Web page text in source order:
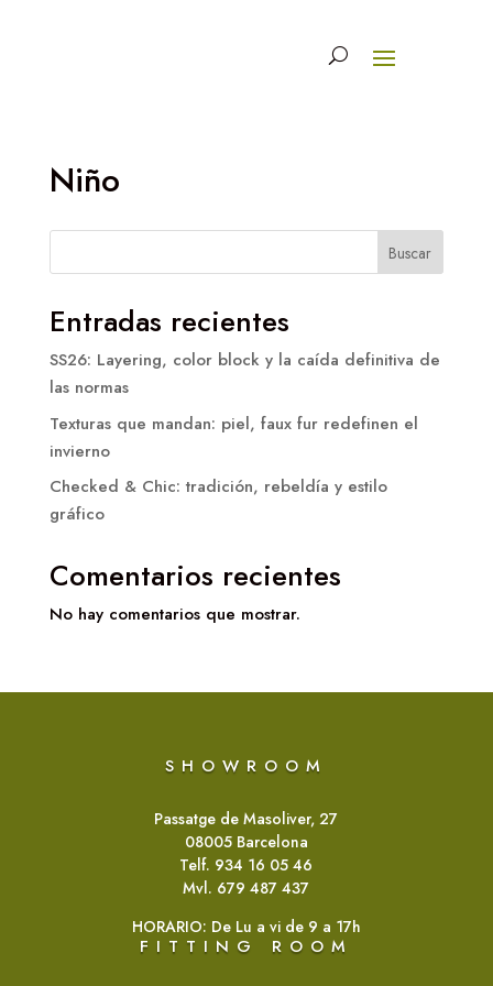
Niño
Buscar
Entradas recientes
SS26: Layering, color block y la caída definitiva de
las normas
Texturas que mandan: piel, faux fur redefinen el
invierno
Checked & Chic: tradición, rebeldía y estilo
gráfico
Comentarios recientes
No hay comentarios que mostrar.
SHOWROOM
Passatge de Masoliver, 27
08005 Barcelona
Telf. 934 16 05 46
Mvl. 679 487 437
HORARIO: De Lu a vi de 9 a 17h
FITTING ROOM